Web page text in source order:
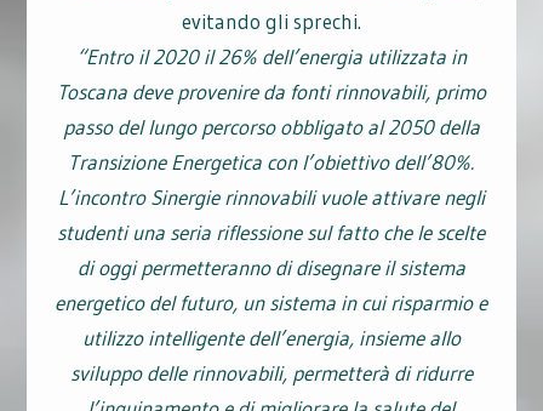
evitando gli sprechi.
“Entro il 2020 il 26% dell’energia utilizzata in
Toscana deve provenire da fonti rinnovabili, primo
passo del lungo percorso obbligato al 2050 della
Transizione Energetica con l’obiettivo dell’80%.
L’incontro Sinergie rinnovabili vuole attivare negli
studenti una seria riflessione sul fatto che le scelte
di oggi permetteranno di disegnare il sistema
energetico del futuro, un sistema in cui risparmio e
utilizzo intelligente dell’energia, insieme allo
sviluppo delle rinnovabili, permetterà di ridurre